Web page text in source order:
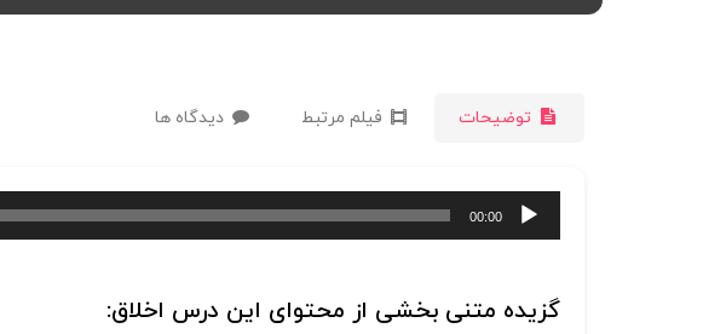
توضیحات فیلم مرتبط دیدگاه ها
پخش‌کننده
صوت
00:00
گزیده متنی بخشی از محتوای این درس اخلاق: